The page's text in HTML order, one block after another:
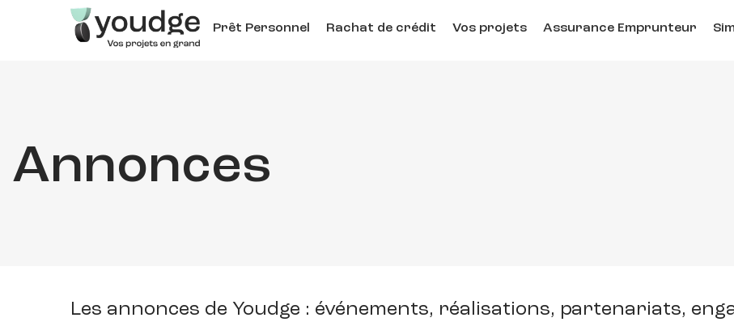
Prêt Personnel Rachat de crédit Vos projets Assurance Emprunteur
Annonces
Les annonces de Youdge : événements, réalisations, partenariats,